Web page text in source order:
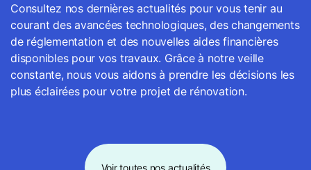
Consultez nos dernières actualités pour vous tenir au
courant des avancées technologiques, des changements
de réglementation et des nouvelles aides financières
disponibles pour vos travaux. Grâce à notre veille
constante, nous vous aidons à prendre les décisions les
plus éclairées pour votre projet de rénovation.
Voir toutes nos actualités